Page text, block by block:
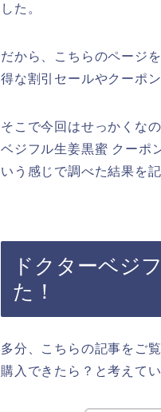
した。
だから、こちらのページ
得な割引セールやクーポ
そこで今回はせっかくな
ベジフル生姜黒蜜 クーポ
いう感じで調べた結果を
ドクターベジ
た！
多分、こちらの記事をご
購入できたら？と考えて